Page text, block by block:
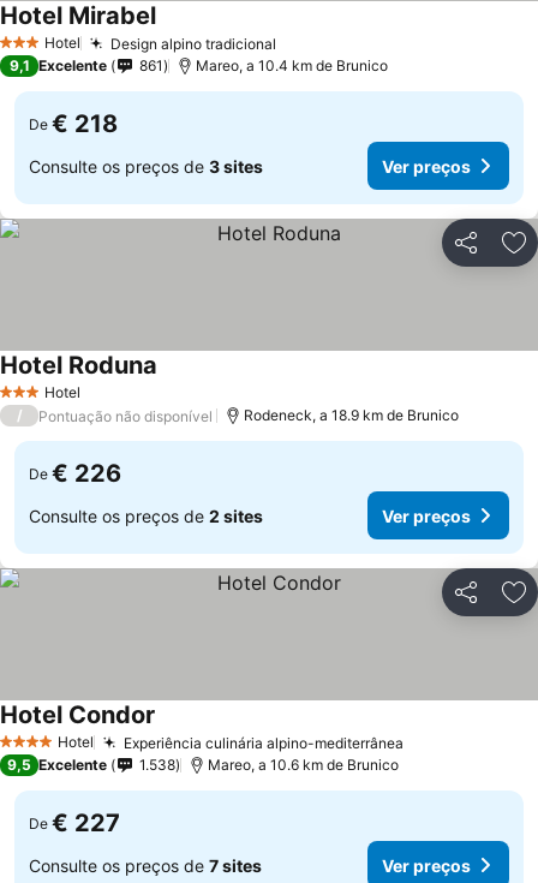
3 EstrelasHotel Design alpino tradicional
Hotel MirabelVer preços
9,1 Excelente 861 Mareo, a 10.4 km de Brunico
De € 218
Consulte os preços de 3 sites Ver preços
Partilhar
3 EstrelasHotel
Hotel Roduna
/ Pontuação não disponível Rodeneck, a 18.9 km de Brunico
De € 226
Consulte os preços de 2 sites Ver preços
Partilhar
4 EstrelasHotel Experiência culinária alpino-mediterrânea
Hotel Condor
9,5 Excelente 1.538 Mareo, a 10.6 km de Brunico
De € 227
Consulte os preços de 7 sites Ver preços